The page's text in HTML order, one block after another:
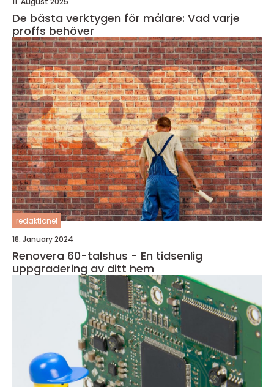
De bästa verktygen för målare: Vad varje
proffs behöver
redaktionel
18. January 2024
Renovera 60-talshus - En tidsenlig
uppgradering av ditt hem